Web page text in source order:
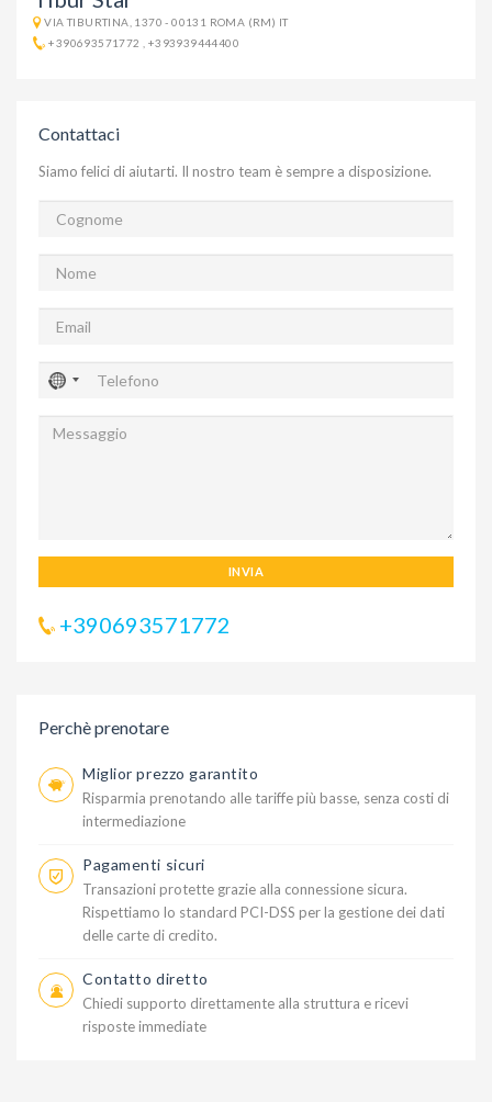
VIA TIBURTINA, 1370 - 00131 ROMA (RM) IT
+390693571772
+393939444400
Contattaci
Siamo felici di aiutarti. Il nostro team è sempre a disposizione.
INVIA
+390693571772
Perchè prenotare
Miglior prezzo garantito
Risparmia prenotando alle tariffe più basse, senza costi di
intermediazione
Pagamenti sicuri
Transazioni protette grazie alla connessione sicura.
Rispettiamo lo standard PCI-DSS per la gestione dei dati
delle carte di credito.
Contatto diretto
Chiedi supporto direttamente alla struttura e ricevi
risposte immediate